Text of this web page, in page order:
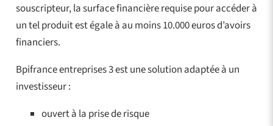
souscripteur, la surface financière requise pour accéder à
un tel produit est égale à au moins 10.000 euros d’avoirs
financiers.
Bpifrance entreprises 3 est une solution adaptée à un
investisseur :
ouvert à la prise de risque